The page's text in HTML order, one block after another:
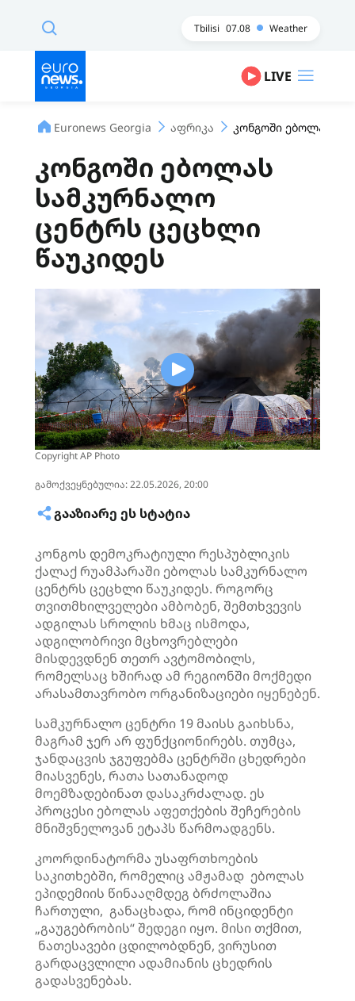
Tbilisi 07.08 Weather
LIVE
Euronews Georgia აფრიკა კონგოში ებოლას
კონგოში ებოლას
სამკურნალო
ცენტრს ცეცხლი
წაუკიდეს
Copyright AP Photo
გამოქვეყნებულია: 22.05.2026, 20:00
ᲒᲐᲐᲖᲘᲐᲠᲔ ᲔᲡ ᲡᲢᲐᲢᲘᲐ
კონგოს დემოკრატიული რესპუბლიკის
ქალაქ რუამპარაში ებოლას სამკურნალო
ცენტრს ცეცხლი წაუკიდეს. როგორც
თვითმხილველები ამბობენ, შემთხვევის
ადგილას სროლის ხმაც ისმოდა,
ადგილობრივი მცხოვრებლები
მისდევდნენ თეთრ ავტომობილს,
რომელსაც ხშირად ამ რეგიონში მოქმედი
არასამთავრობო ორგანიზაციები იყენებენ.
სამკურნალო ცენტრი 19 მაისს გაიხსნა,
მაგრამ ჯერ არ ფუნქციონირებს. თუმცა,
ჯანდაცვის ჯგუფებმა ცენტრში ცხედრები
მიასვენეს, რათა სათანადოდ
მოემზადებინათ დასაკრძალად. ეს
პროცესი ებოლას აფეთქების შეჩერების
მნიშვნელოვან ეტაპს წარმოადგენს.
კოორდინატორმა უსაფრთხოების
საკითხებში, რომელიც ამჟამად ებოლას
ეპიდემიის წინააღმდეგ ბრძოლაშია
ჩართული, განაცხადა, რომ ინციდენტი
„გაუგებრობის“ შედეგი იყო. მისი თქმით,
ნათესავები ცდილობდნენ, ვირუსით
გარდაცვლილი ადამიანის ცხედრის
გადასვენებას.